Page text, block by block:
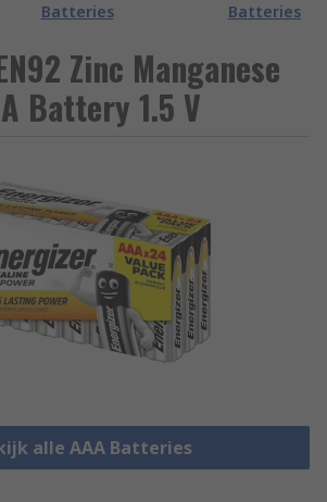
Batteries
Batteries
Zinc Manganese
Battery 1.5 V
alle AAA Batteries